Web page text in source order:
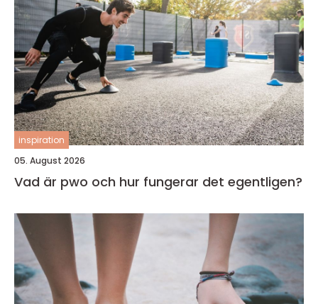
inspiration
05. August 2026
Vad är pwo och hur fungerar det egentligen?